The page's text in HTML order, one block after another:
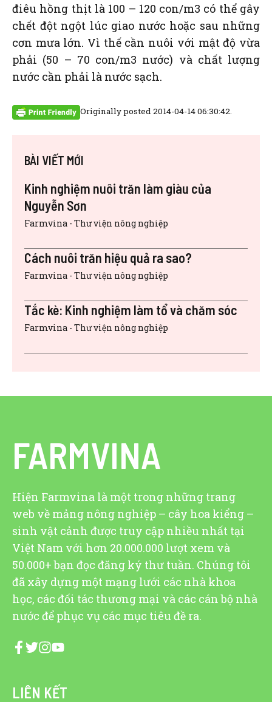
điêu hồng thịt là 100 – 120 con/m3 có thể gây
chết đột ngột lúc giao nước hoặc sau những
cơn mưa lớn. Vì thế cần nuôi với mật độ vừa
phải (50 – 70 con/m3 nước) và chất lượng
nước cần phải là nước sạch.
Originally posted 2014-04-14 06:30:42.
BÀI VIẾT MỚI
Kinh nghiệm nuôi trăn làm giàu của
Nguyễn Sơn
Farmvina - Thư viện nông nghiệp
Cách nuôi trăn hiệu quả ra sao?
Farmvina - Thư viện nông nghiệp
Tắc kè: Kinh nghiệm làm tổ và chăm sóc
Farmvina - Thư viện nông nghiệp
FARMVINA
Hiện Farmvina là một trong những trang
web về mảng nông nghiệp – cây hoa kiểng –
sinh vật cảnh được truy cập nhiều nhất tại
Việt Nam với hơn 20.000.000 lượt xem và
50.000+ bạn đọc đăng ký thư tuần. Chúng tôi
đã xây dựng một mạng lưới các nhà khoa
học, các đối tác thương mại và các cán bộ nhà
nước để phục vụ các mục tiêu đề ra.
LIÊN KẾT